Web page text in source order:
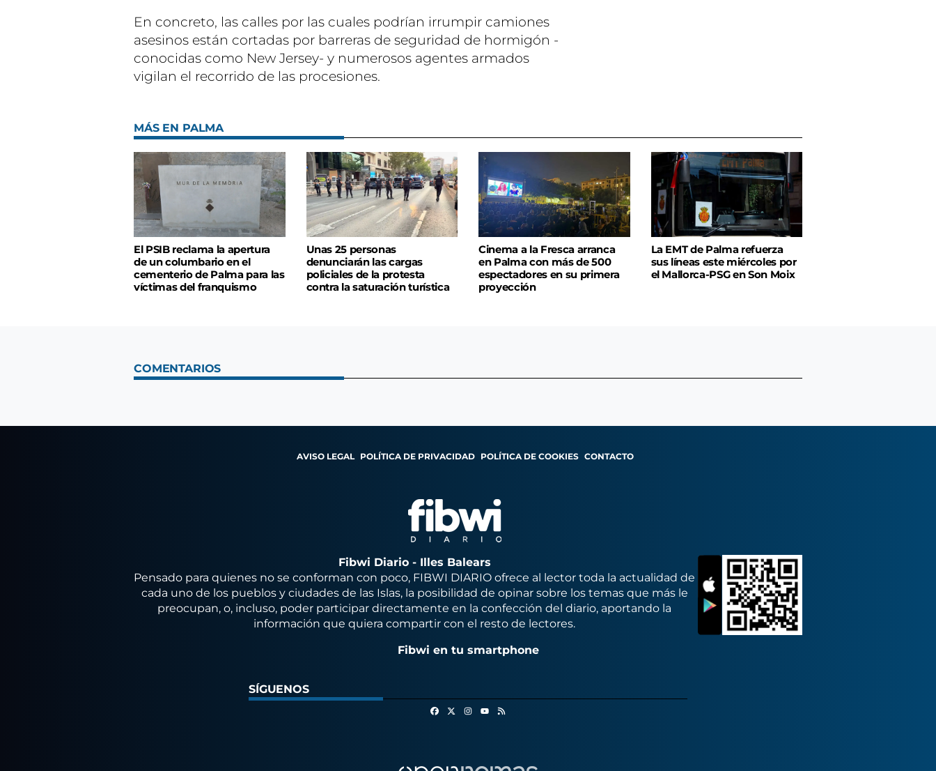
En concreto, las calles por las cuales podrían irrumpir camiones
asesinos están cortadas por barreras de seguridad de hormigón -
conocidas como New Jersey- y numerosos agentes armados
vigilan el recorrido de las procesiones.
MÁS EN PALMA
El PSIB reclama la apertura
de un columbario en el
cementerio de Palma para las
víctimas del franquismo
Unas 25 personas
denunciarán las cargas
policiales de la protesta
contra la saturación turística
Cinema a la Fresca arranca
en Palma con más de 500
espectadores en su primera
proyección
La EMT de Palma refuerza
sus líneas este miércoles por
el Mallorca-PSG en Son Moix
COMENTARIOS
AVISO LEGAL POLÍTICA DE PRIVACIDAD POLÍTICA DE COOKIES CONTACTO
Fibwi Diario - Illes Balears
Pensado para quienes no se conforman con poco, FIBWI DIARIO ofrece al lector toda la actualidad de
cada uno de los pueblos y ciudades de las Islas, la posibilidad de opinar sobre los temas que más le
preocupan, o, incluso, poder participar directamente en la confección del diario, aportando la
información que quiera compartir con el resto de lectores.
Fibwi en tu smartphone
SÍGUENOS
FacebookInstagram